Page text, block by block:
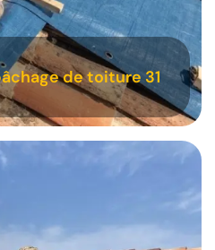
de toiture 31